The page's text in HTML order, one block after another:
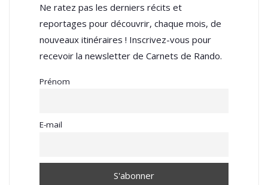
Ne ratez pas les derniers récits et
reportages pour découvrir, chaque mois, de
nouveaux itinéraires ! Inscrivez-vous pour
recevoir la newsletter de Carnets de Rando.
Prénom
E-mail